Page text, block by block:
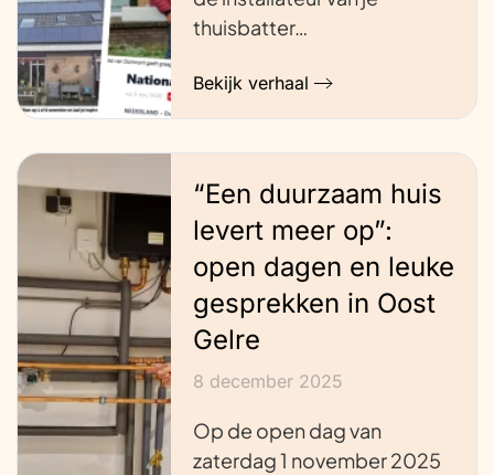
thuisbatter…
Bekijk verhaal
“Een duurzaam huis
levert meer op”:
open dagen en leuke
gesprekken in Oost
Gelre
8 december 2025
Op de open dag van
zaterdag 1 november 2025